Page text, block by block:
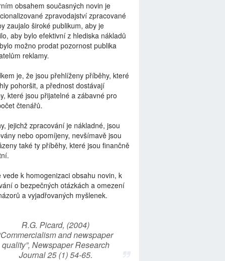
obsahem současných novin je
zpravodajství zpracované
zaujalo široké publikum, aby je
aby bylo efektivní z hlediska nákladů
možno prodat pozornost publika
reklamy.
je, že jsou přehlíženy příběhy, které
pohoršit, a přednost dostávají
které jsou přijatelné a zábavné pro
čtenářů.
jejichž zpracování je nákladné, jsou
nebo opomíjeny, nevšímavě jsou
také ty příběhy, které jsou finančně
vede k homogenizaci obsahu novin, k
o bezpečných otázkách a omezení
a vyjadřovaných myšlenek.
R.G. Picard, (2004)
and newspaper
quality”, Newspaper Research
Journal 25 (1) 54-65.